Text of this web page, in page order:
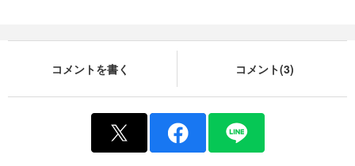
コメントを書く コメント(3)